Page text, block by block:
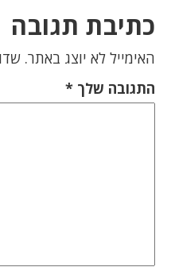
כתיבת תגובה
האימייל לא יוצג באתר.
התגובה שלך *